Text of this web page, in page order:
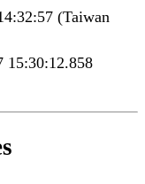
(Taiwan
15:30:12.858